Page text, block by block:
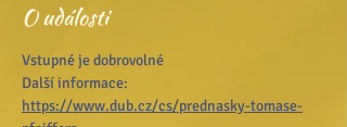
O události
Vstupné je dobrovolné
Další informace:
https://www.dub.cz/cs/prednasky-tomase-